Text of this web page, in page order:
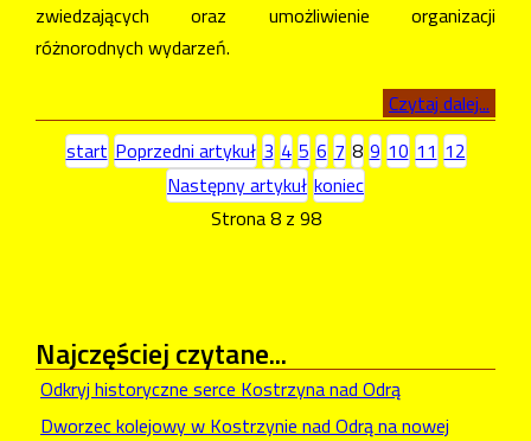
zwiedzających oraz umożliwienie organizacji
różnorodnych wydarzeń.
Czytaj dalej...
start Poprzedni artykuł 3 4 5 6 7 8 9 10 11 12
Następny artykuł koniec
Strona 8 z 98
Najczęściejczytane...
Odkryj historyczne serce Kostrzyna nad Odrą
Dworzec kolejowy w Kostrzynie nad Odrą na nowej